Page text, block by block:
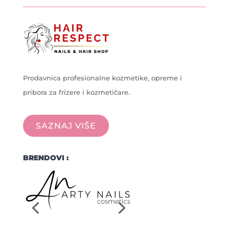
Prodavnica profesionalne kozmetike, opreme i
pribora za frizere i kozmetičare.
SAZNAJ VIŠE
BRENDOVI :